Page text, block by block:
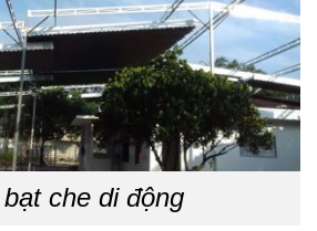
che di động